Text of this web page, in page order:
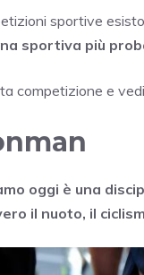
sportive
sportiva più
competizione e
oggi è una
il nuoto, il